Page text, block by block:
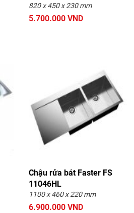
820 x 450 x 230 mm
5.700.000 VND
Chậu rửa bát Faster FS
11046HL
1100 x 460 x 220 mm
6.900.000 VND